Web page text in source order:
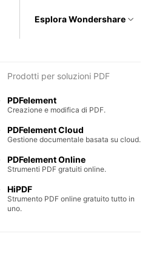
Prodotti per soluzioni PDF
PDFelement
Creazione e modifica di PDF.
PDFelement Cloud
Gestione documentale basata su cloud.
PDFelement Online
Strumenti PDF gratuiti online.
HiPDF
Strumento PDF online gratuito tutto in
uno.
Esplora Wondershare